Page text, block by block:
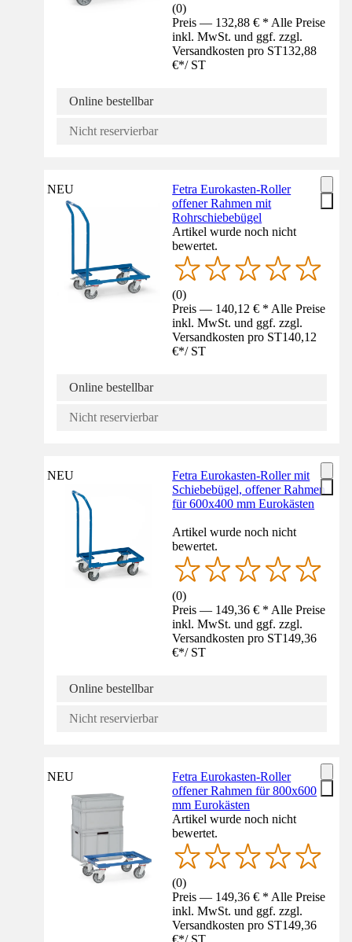
(0)
Preis — 132,88 € * Alle Preise
inkl. MwSt. und ggf. zzgl.
Versandkosten pro ST132,88
€*/ ST
Online bestellbar
Nicht reservierbar
NEU
Fetra Eurokasten-Roller
offener Rahmen mit
Rohrschiebebügel
Artikel wurde noch nicht
bewertet.
(0)
Preis — 140,12 € * Alle Preise
inkl. MwSt. und ggf. zzgl.
Versandkosten pro ST140,12
€*/ ST
Online bestellbar
Nicht reservierbar
NEU
Fetra Eurokasten-Roller mit
Schiebebügel, offener Rahmen
für 600x400 mm Eurokästen
Artikel wurde noch nicht
bewertet.
(0)
Preis — 149,36 € * Alle Preise
inkl. MwSt. und ggf. zzgl.
Versandkosten pro ST149,36
€*/ ST
Online bestellbar
Nicht reservierbar
NEU
Fetra Eurokasten-Roller
offener Rahmen für 800x600
mm Eurokästen
Artikel wurde noch nicht
bewertet.
(0)
Preis — 149,36 € * Alle Preise
inkl. MwSt. und ggf. zzgl.
Versandkosten pro ST149,36
€*/ ST